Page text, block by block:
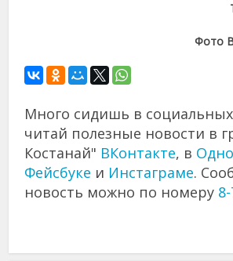
Фото
Много сидишь в социальных
читай полезные новости в
Костанай" ВКонтакте, в
Фейсбуке и Инстаграме.
новость можно по номеру